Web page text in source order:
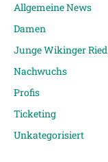
Allgemeine News
Damen
Junge Wikinger Ried
Nachwuchs
Profis
Ticketing
Unkategorisiert